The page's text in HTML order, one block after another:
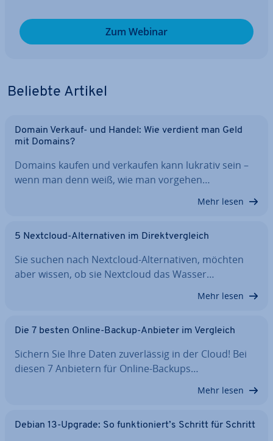
Zum Webinar
Beliebte Artikel
Domain Verkauf- und Handel: Wie verdient man Geld
mit Domains?
Domains kaufen und verkaufen kann lukrativ sein –
wenn man denn weiß, wie man vorgehen…
Mehr lesen
5 Nextcloud-Al­ter­na­ti­ven im Di­rekt­ver­gleich
Sie suchen nach Nextcloud-Al­ter­na­ti­ven, möchten
aber wissen, ob sie Nextcloud das Wasser…
Mehr lesen
Die 7 besten Online-Backup-Anbieter im Vergleich
Sichern Sie Ihre Daten zu­ver­läs­sig in der Cloud! Bei
diesen 7 Anbietern für Online-Backups…
Mehr lesen
Debian 13-Upgrade: So funk­tio­niert’s Schritt für Schritt